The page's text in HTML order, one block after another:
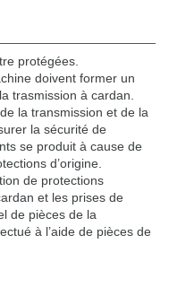
protégées.
doivent former un
trasmission à cardan.
la transmission et de la
la sécurité de
se produit à cause de
d’origine.
de protections
et les prises de
de pièces de la
à l’aide de pièces de